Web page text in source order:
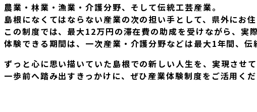
農業・林業・漁業・介護分野、そして伝統工芸産業。
島根になくてはならない産業の次の担い手として、県外にお
この制度では、最大12万円の滞在費の助成を受けながら、
体験できる期間は、一次産業・介護分野などは最大1年間、伝
ずっと心に思い描いていた島根での新しい人生を、実現させ
一歩前へ踏み出すきっかけに、ぜひ産業体験制度をご活用くだ